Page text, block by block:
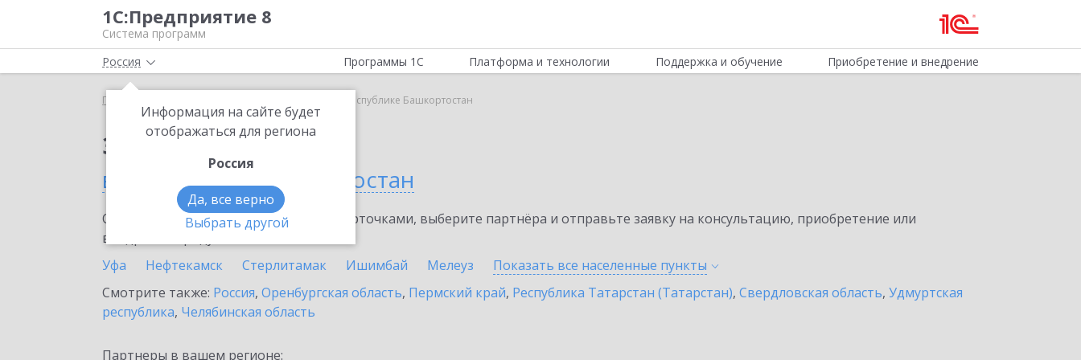
1С:Предприятие 8
Система программ
Россия
Информация на сайте будет
отображаться для региона
Россия
Да, все верно
Выбрать другой
Программы 1С Платформа и технологии Поддержка и обучение Приобретение и внедрение
Главная 1С:АУСН в Республике Башкортостан
Заказать 1С:АУСН
в Республике Башкортостан
Ознакомьтесь с информационными карточками, выберите партнёра и отправьте заявку на консультацию, приобретение или
внедрение продукта.
Уфа
Нефтекамск Стерлитамак Ишимбай Мелеуз Показать все населенные пункты
Смотрите также: Россия, Оренбургская область, Пермский край, Республика Татарстан (Татарстан), Свердловская область, Удмуртская
республика, Челябинская область
Партнеры в вашем регионе: